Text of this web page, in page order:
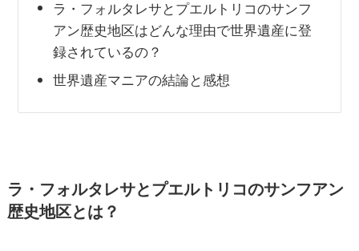
ラ・フォルタレサとプエルトリコのサンフ
アン歴史地区はどんな理由で世界遺産に登
録されているの？
世界遺産マニアの結論と感想
ラ・フォルタレサとプエルトリコのサンフアン
歴史地区とは？